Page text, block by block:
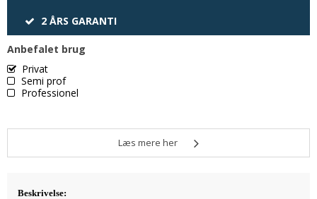
2 ÅRS GARANTI
Anbefalet brug
Privat
Semi prof
Professionel
Læs mere her
Beskrivelse: